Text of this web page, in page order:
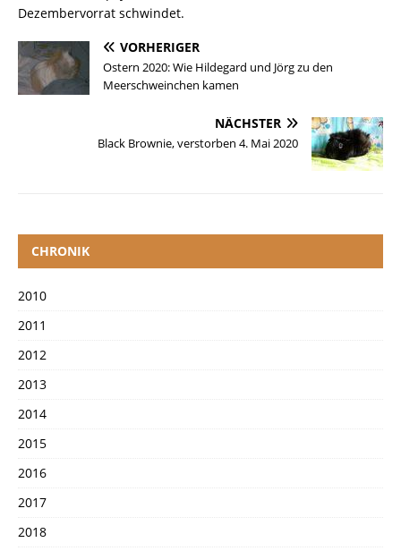
Dezembervorrat schwindet.
VORHERIGER
Ostern 2020: Wie Hildegard und Jörg zu den
Meerschweinchen kamen
NÄCHSTER
Black Brownie, verstorben 4. Mai 2020
CHRONIK
2010
2011
2012
2013
2014
2015
2016
2017
2018